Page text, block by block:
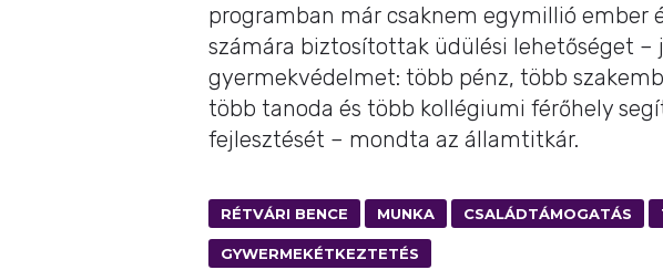
programban már csaknem egymillió ember
számára biztosítottak üdülési lehetőséget –
gyermekvédelmet: több pénz, több
több tanoda és több kollégiumi férőhely
fejlesztését – mondta az államtitkár.
RÉTVÁRI BENCE MUNKA CSALÁDTÁMOGATÁS
GYWERMEKÉTKEZTETÉS